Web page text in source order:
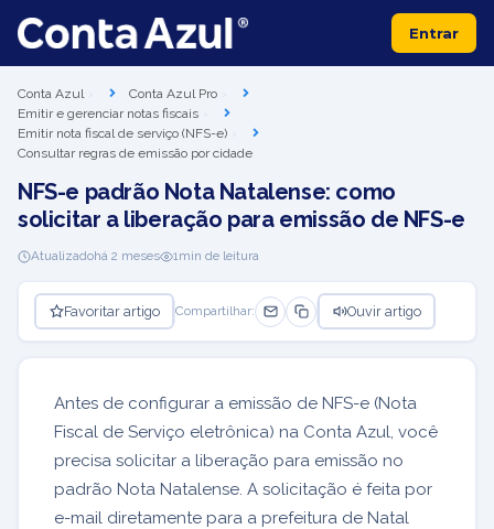
Entrar
Conta Azul
Conta Azul Pro
Emitir e gerenciar notas fiscais
Emitir nota fiscal de serviço (NFS-e)
Consultar regras de emissão por cidade
NFS-e padrão Nota Natalense: como
solicitar a liberação para emissão de NFS-e
Atualizadohá 2 meses 1min de leitura
Favoritar artigo Compartilhar: Ouvir artigo
Antes de configurar a emissão de NFS-e (Nota
Fiscal de Serviço eletrônica) na Conta Azul, você
precisa solicitar a liberação para emissão no
padrão Nota Natalense. A solicitação é feita por
e-mail diretamente para a prefeitura de Natal